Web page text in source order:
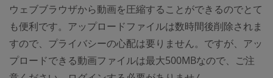
ウェブブラウザから動画を圧縮することができるのでとて
も便利です。アップロードファイルは数時間後削除されま
すので、プライバシーの心配は要りません。ですが、アッ
プロードできる動画ファイルは最大500MBなので、ご注